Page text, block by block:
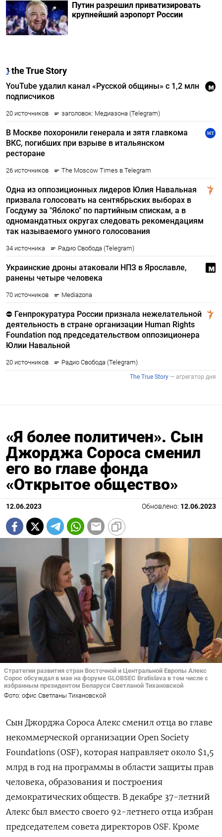
Путин разрешил приватизировать
крупнейший аэропорт России
«Я более политичен». Сын
Джорджа Сороса сменил
его во главе фонда
«Открытое общество»
12.06.2023 Обновлено: 12.06.2023
Стратегии развития стран Восточной и Центральной Европы Алекс
Сорос обсуждал в мае на форуме GLOBSEC Bratislava в том числе с
избранным президентом Беларуси Светланой Тихановской
Фото: офис Светланы Тихановской
Сын Джорджа Сороса Алекс сменил отца во главе
некоммерческой организации Open Society
Foundations (OSF), которая направляет около $1,5
млрд в год на программы в области защиты прав
человека, образования и построения
демократических обществ. В декабре 37-летний
Алекс был вместо своего 92-летнего отца избран
председателем совета директоров OSF. Кроме